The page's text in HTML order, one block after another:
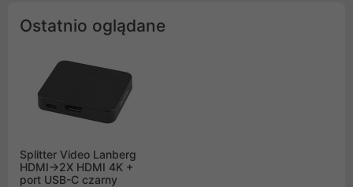
Ostatnio oglądane
Splitter Video Lanberg
HDMI->2X HDMI 4K +
port USB-C czarny